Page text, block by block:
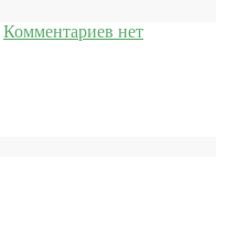
Комментариев нет